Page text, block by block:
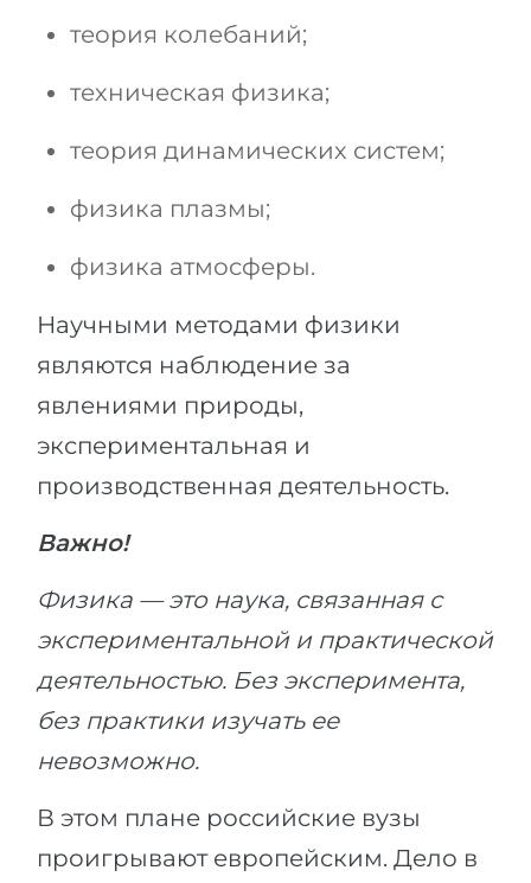
теория колебаний;
техническая физика;
теория динамических систем;
физика плазмы;
физика атмосферы.
Научными методами физики
являются наблюдение за
явлениями природы,
экспериментальная и
производственная деятельность.
Важно!
Физика — это наука, связанная с
экспериментальной и практической
деятельностью. Без эксперимента,
без практики изучать ее
невозможно.
В этом плане российские вузы
проигрывают европейским. Дело в